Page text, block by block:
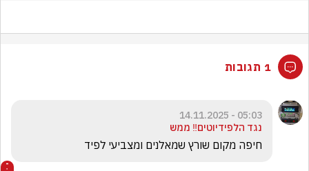
1 תגובות
05:03 - 14.11.2025
נגד הלפידיוטים‼️ ממש
חיפה מקום שורץ שמאלנים ומצביעי לפיד